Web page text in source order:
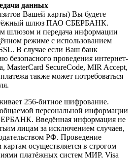
данных
Вашей карты) Вы будете
шлюз ПАО СБЕРБАНК.
шлюзом и передача информации
режиме с использованием
В случае если Ваш банк
безопасного проведения интернет-
MasterCard SecureCode, MIR Accept,
также может потребоваться
256-битное шифрование.
персональной информации
Введённая информация не
лицам за исключением случаев,
РФ. Проведение
осуществляется в строгом
платёжных систем МИР, Visa